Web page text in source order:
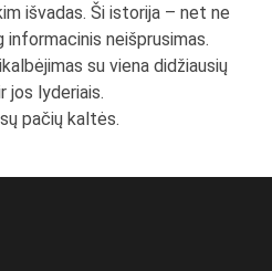
išvadas. Ši istorija – net ne
informacinis neišprusimas.
su viena didžiausių
jos lyderiais.
pačių kaltės.